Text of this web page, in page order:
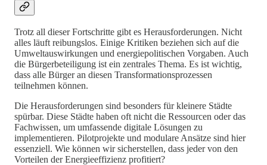
Trotz all dieser Fortschritte gibt es Herausforderungen. Nicht
alles läuft reibungslos. Einige Kritiken beziehen sich auf die
Umweltauswirkungen und energiepolitischen Vorgaben. Auch
die Bürgerbeteiligung ist ein zentrales Thema. Es ist wichtig,
dass alle Bürger an diesen Transformationsprozessen
teilnehmen können.
Die Herausforderungen sind besonders für kleinere Städte
spürbar. Diese Städte haben oft nicht die Ressourcen oder das
Fachwissen, um umfassende digitale Lösungen zu
implementieren. Pilotprojekte und modulare Ansätze sind hier
essenziell. Wie können wir sicherstellen, dass jeder von den
Vorteilen der Energieeffizienz profitiert?